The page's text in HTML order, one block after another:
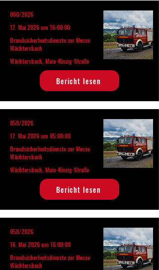
060/2026
17. Mai 2026 um 16:00:00
Brandsicherheitsdienste zur Messe
Wächtersbach
Wächtersbach, Main-Kinzig-Straße
Bericht lesen
059/2026
17. Mai 2026 um 05:00:00
Brandsicherheitsdienste zur Messe
Wächtersbach
Wächtersbach, Main-Kinzig-Straße
Bericht lesen
058/2026
16. Mai 2026 um 16:00:00
Brandsicherheitsdienste zur Messe
Wächtersbach